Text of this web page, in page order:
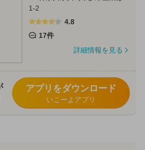
1-2
4.8
17件
詳細情報を見る
アプリをダウンロード
いこーよアプリ